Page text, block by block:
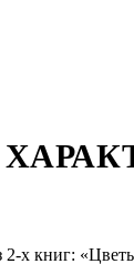
х книг: